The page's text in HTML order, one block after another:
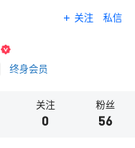
关注 私信
终身会员
关注
0
粉丝
56